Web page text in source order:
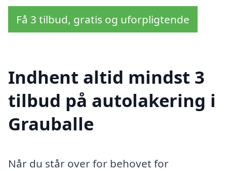
Få 3 tilbud, gratis og uforpligtende
Indhent altid mindst 3
tilbud på autolakering i
Grauballe
Når du står over for behovet for